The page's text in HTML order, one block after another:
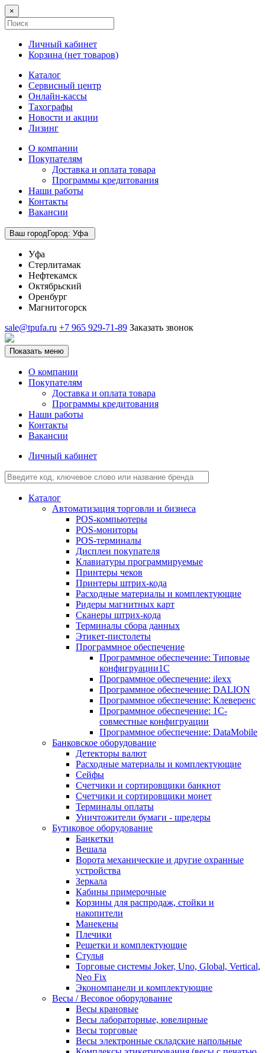
×
Личный кабинет
Корзина (нет товаров)
Каталог
Сервисный центр
Онлайн-кассы
Тахографы
Новости и акции
Лизинг
О компании
Покупателям
Доставка и оплата товара
Программы кредитования
Наши работы
Контакты
Вакансии
Ваш городГород: Уфа
Уфа
Стерлитамак
Нефтекамск
Октябрьский
Оренбург
Магнитогорск
sale@tpufa.ru +7 965 929-71-89 Заказать звонок
Показать меню
О компании
Покупателям
Доставка и оплата товара
Программы кредитования
Наши работы
Контакты
Вакансии
Личный кабинет
Каталог
Автоматизация торговли и бизнеса
POS-компьютеры
POS-мониторы
POS-терминалы
Дисплеи покупателя
Клавиатуры программируемые
Принтеры чеков
Принтеры штрих-кода
Расходные материалы и комплектующие
Ридеры магнитных карт
Сканеры штрих-кода
Терминалы сбора данных
Этикет-пистолеты
Программное обеспечение
Программное обеспечение: Типовые
конфигруации1С
Программное обеспечение: ilexx
Программное обеспечение: DALION
Программное обеспечение: Клеверенс
Программное обеспечение: 1С-
совместные конфигруации
Программное обеспечение: DataMobile
Банковское оборудование
Детекторы валют
Расходные материалы и комплектующие
Сейфы
Счетчики и сортировщики банкнот
Счетчики и сортировщики монет
Терминалы оплаты
Уничтожители бумаги - шредеры
Бутиковое оборудование
Банкетки
Вешала
Ворота механические и другие охранные
устройства
Зеркала
Кабины примерочные
Корзины для распродаж, стойки и
накопители
Манекены
Плечики
Решетки и комплектующие
Стулья
Торговые системы Joker, Uno, Global, Vertical,
Neo Fix
Экономпанели и комплектующие
Весы / Весовое оборудование
Весы крановые
Весы лабораторные, ювелирные
Весы торговые
Весы электронные складские напольные